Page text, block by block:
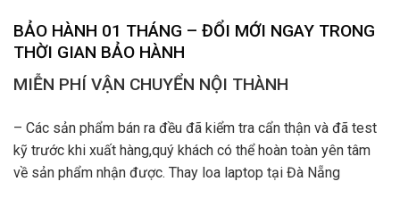
BẢO HÀNH 01 THÁNG – ĐỔI MỚI NGAY TRONG
THỜI GIAN BẢO HÀNH
MIỄN PHÍ VẬN CHUYỂN NỘI THÀNH
– Các sản phẩm bán ra đều đã kiểm tra cẩn thận và đã test
kỹ trước khi xuất hàng,quý khách có thể hoàn toàn yên tâm
về sản phẩm nhận được. Thay loa laptop tại Đà Nẵng